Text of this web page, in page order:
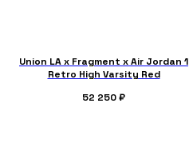
Union LA x Fragment x Air Jordan 1
Retro High Varsity Red
52 250₽